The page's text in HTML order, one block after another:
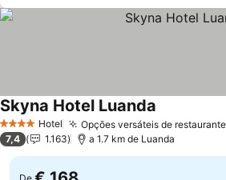
4 EstrelasHotel Opções versáteis de
Skyna Hotel Luanda
7,4 1.163 a 1.7 km de Luanda
De